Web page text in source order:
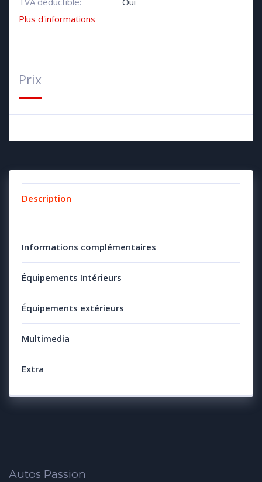
Plus d'informations
Prix
Description
Informations complémentaires
Équipements Intérieurs
Équipements extérieurs
Multimedia
Extra
Autos Passion